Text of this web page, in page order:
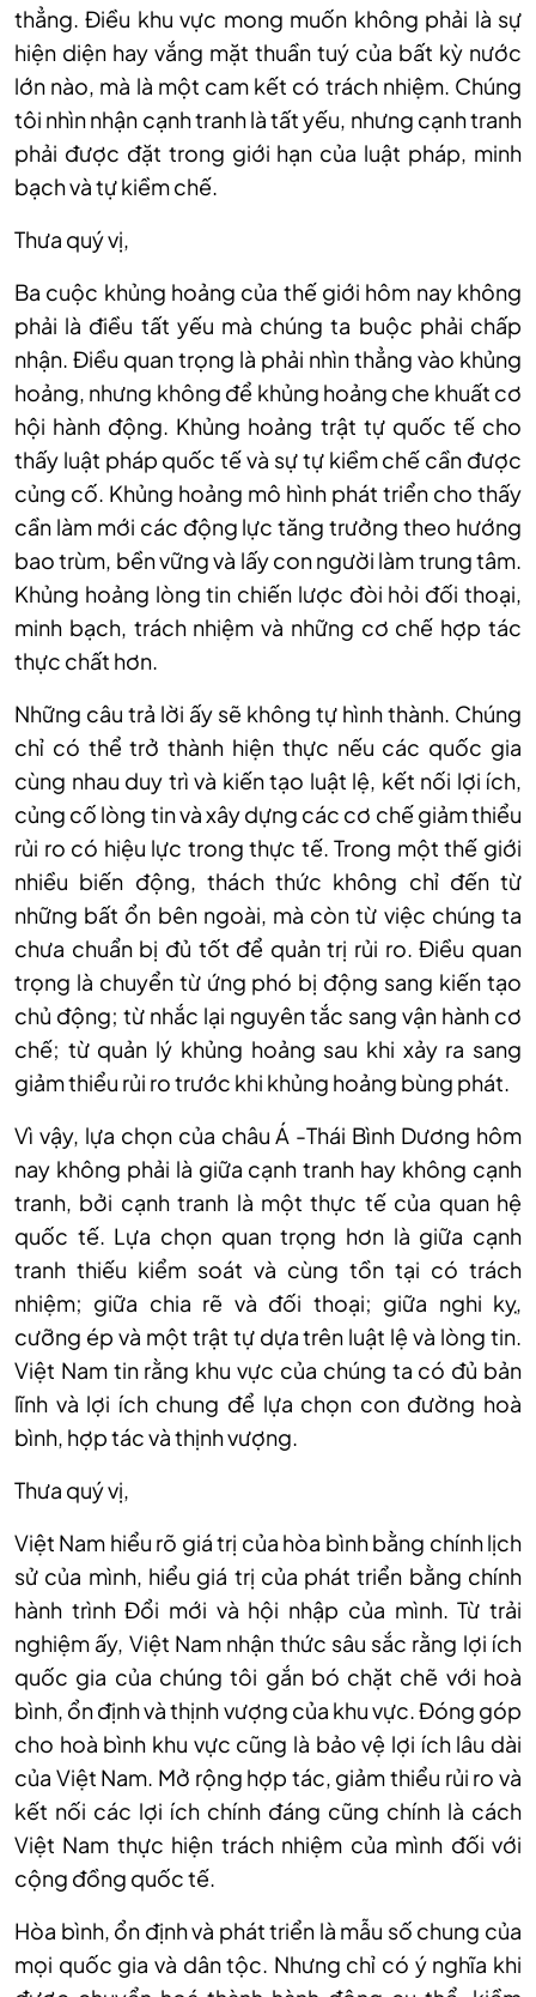
thẳng. Điều khu vực mong muốn không phải là sự
hiện diện hay vắng mặt thuần tuý của bất kỳ nước
lớn nào, mà là một cam kết có trách nhiệm. Chúng
tôi nhìn nhận cạnh tranh là tất yếu, nhưng cạnh tranh
phải được đặt trong giới hạn của luật pháp, minh
bạch và tự kiềm chế.
Thưa quý vị,
Ba cuộc khủng hoảng của thế giới hôm nay không
phải là điều tất yếu mà chúng ta buộc phải chấp
nhận. Điều quan trọng là phải nhìn thẳng vào khủng
hoảng, nhưng không để khủng hoảng che khuất cơ
hội hành động. Khủng hoảng trật tự quốc tế cho
thấy luật pháp quốc tế và sự tự kiềm chế cần được
củng cố. Khủng hoảng mô hình phát triển cho thấy
cần làm mới các động lực tăng trưởng theo hướng
bao trùm, bền vững và lấy con người làm trung tâm.
Khủng hoảng lòng tin chiến lược đòi hỏi đối thoại,
minh bạch, trách nhiệm và những cơ chế hợp tác
thực chất hơn.
Những câu trả lời ấy sẽ không tự hình thành. Chúng
chỉ có thể trở thành hiện thực nếu các quốc gia
cùng nhau duy trì và kiến tạo luật lệ, kết nối lợi ích,
củng cố lòng tin và xây dựng các cơ chế giảm thiểu
rủi ro có hiệu lực trong thực tế. Trong một thế giới
nhiều biến động, thách thức không chỉ đến từ
những bất ổn bên ngoài, mà còn từ việc chúng ta
chưa chuẩn bị đủ tốt để quản trị rủi ro. Điều quan
trọng là chuyển từ ứng phó bị động sang kiến tạo
chủ động; từ nhắc lại nguyên tắc sang vận hành cơ
chế; từ quản lý khủng hoảng sau khi xảy ra sang
giảm thiểu rủi ro trước khi khủng hoảng bùng phát.
Vì vậy, lựa chọn của châu Á -Thái Bình Dương hôm
nay không phải là giữa cạnh tranh hay không cạnh
tranh, bởi cạnh tranh là một thực tế của quan hệ
quốc tế. Lựa chọn quan trọng hơn là giữa cạnh
tranh thiếu kiểm soát và cùng tồn tại có trách
nhiệm; giữa chia rẽ và đối thoại; giữa nghi kỵ,
cưỡng ép và một trật tự dựa trên luật lệ và lòng tin.
Việt Nam tin rằng khu vực của chúng ta có đủ bản
lĩnh và lợi ích chung để lựa chọn con đường hoà
bình, hợp tác và thịnh vượng.
Thưa quý vị,
Việt Nam hiểu rõ giá trị của hòa bình bằng chính lịch
sử của mình, hiểu giá trị của phát triển bằng chính
hành trình Đổi mới và hội nhập của mình. Từ trải
nghiệm ấy, Việt Nam nhận thức sâu sắc rằng lợi ích
quốc gia của chúng tôi gắn bó chặt chẽ với hoà
bình, ổn định và thịnh vượng của khu vực. Đóng góp
cho hoà bình khu vực cũng là bảo vệ lợi ích lâu dài
của Việt Nam. Mở rộng hợp tác, giảm thiểu rủi ro và
kết nối các lợi ích chính đáng cũng chính là cách
Việt Nam thực hiện trách nhiệm của mình đối với
cộng đồng quốc tế.
Hòa bình, ổn định và phát triển là mẫu số chung của
mọi quốc gia và dân tộc. Nhưng chỉ có ý nghĩa khi